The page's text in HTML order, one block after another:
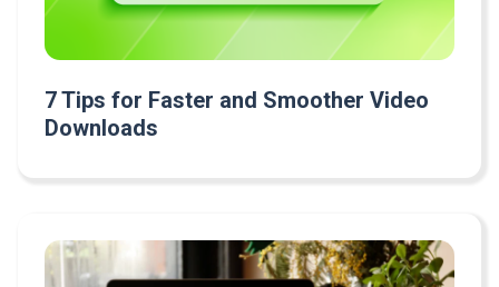
7 Tips for Faster and Smoother Video
Downloads